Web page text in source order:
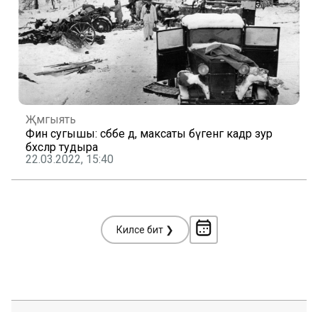
Җәмгыять
Фин сугышы: сәбәбе дә, максаты бүгенгә кадәр зур
бәхәсләр тудыра
22.03.2022, 15:40
Киләсе бит ❯